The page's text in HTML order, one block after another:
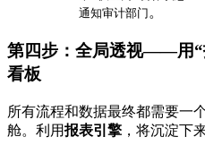
通知审计部门 。
第四步：全局透视——用“
看板
所有流程和数据最终都需要一
舱。利用报表引擎 ，将沉淀下